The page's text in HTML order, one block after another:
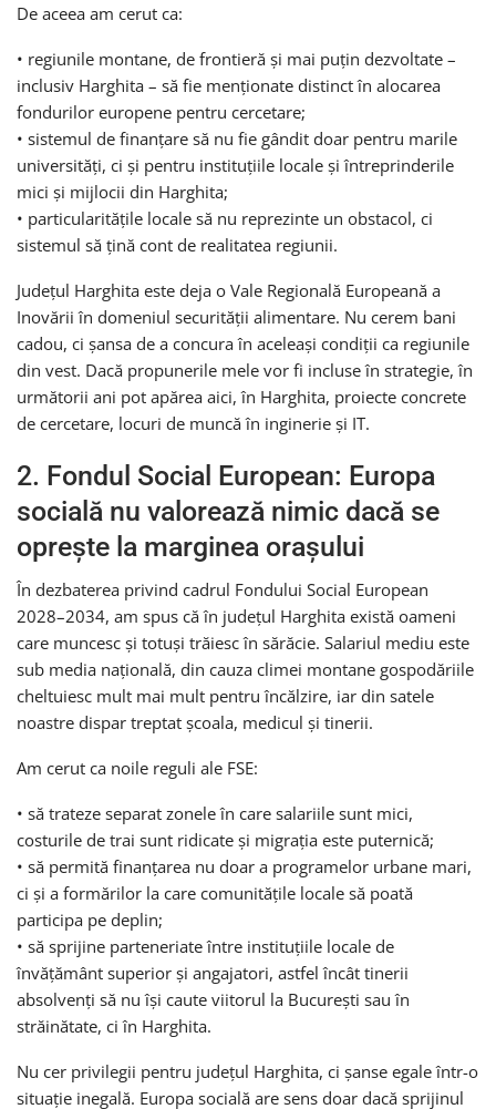
De aceea am cerut ca:
• regiunile montane, de frontieră și mai puțin dezvoltate –
inclusiv Harghita – să fie menționate distinct în alocarea
fondurilor europene pentru cercetare;
• sistemul de finanțare să nu fie gândit doar pentru marile
universități, ci și pentru instituțiile locale și întreprinderile
mici și mijlocii din Harghita;
• particularitățile locale să nu reprezinte un obstacol, ci
sistemul să țină cont de realitatea regiunii.
Județul Harghita este deja o Vale Regională Europeană a
Inovării în domeniul securității alimentare. Nu cerem bani
cadou, ci șansa de a concura în aceleași condiții ca regiunile
din vest. Dacă propunerile mele vor fi incluse în strategie, în
următorii ani pot apărea aici, în Harghita, proiecte concrete
de cercetare, locuri de muncă în inginerie și IT.
2. Fondul Social European: Europa
socială nu valorează nimic dacă se
oprește la marginea orașului
În dezbaterea privind cadrul Fondului Social European
2028–2034, am spus că în județul Harghita există oameni
care muncesc și totuși trăiesc în sărăcie. Salariul mediu este
sub media națională, din cauza climei montane gospodăriile
cheltuiesc mult mai mult pentru încălzire, iar din satele
noastre dispar treptat școala, medicul și tinerii.
Am cerut ca noile reguli ale FSE:
• să trateze separat zonele în care salariile sunt mici,
costurile de trai sunt ridicate și migrația este puternică;
• să permită finanțarea nu doar a programelor urbane mari,
ci și a formărilor la care comunitățile locale să poată
participa pe deplin;
• să sprijine parteneriate între instituțiile locale de
învățământ superior și angajatori, astfel încât tinerii
absolvenți să nu își caute viitorul la București sau în
străinătate, ci în Harghita.
Nu cer privilegii pentru județul Harghita, ci șanse egale într-o
situație inegală. Europa socială are sens doar dacă sprijinul